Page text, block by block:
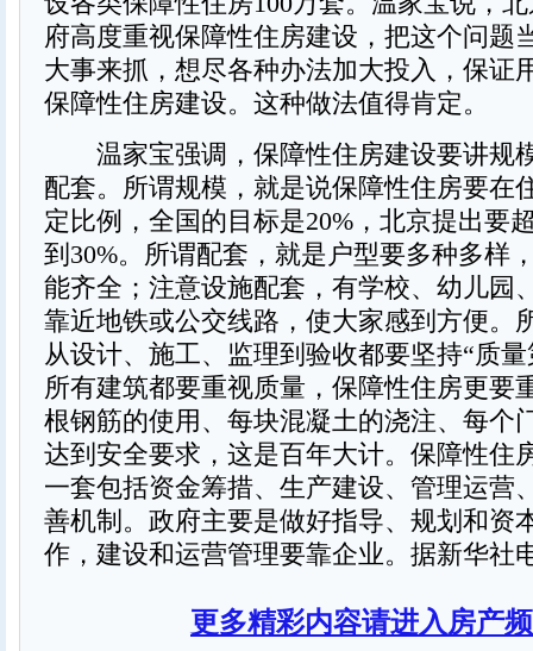
府高度重视保障性住房建设，把这个问题
大事来抓，想尽各种办法加大投入，保证
保障性住房建设。这种做法值得肯定。
温家宝强调，保障性住房建设要讲规
配套。所谓规模，就是说保障性住房要在
定比例，全国的目标是20%，北京提出要
到30%。所谓配套，就是户型要多种多样
能齐全；注意设施配套，有学校、幼儿园
靠近地铁或公交线路，使大家感到方便。
从设计、施工、监理到验收都要坚持“质
所有建筑都要重视质量，保障性住房更要
根钢筋的使用、每块混凝土的浇注、每个
达到安全要求，这是百年大计。保障性住
一套包括资金筹措、生产建设、管理运营
善机制。政府主要是做好指导、规划和资
作，建设和运营管理要靠企业。据新华社
更多精彩内容请进入房产